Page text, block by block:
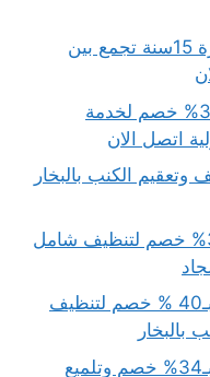
شركة ترميم منازل بالرياض..بخبرة 15سنة تجمع بين
شركة تنظيف خزانات بالخرج بـ34% خصم لخدمة
الكنب بالبخار
شركة تنظيف سجاد بالخرج ب33% خصم لتنظيف شامل
شركة تنظيف مفروشات بالخرج بـ40 % خصم لتنظيف
بالبخار
شركة تنظيف سيراميك بالرياض بـ34% خصم وتلميع